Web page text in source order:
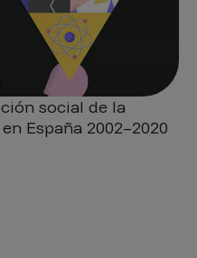
social de la
España 2002–2020